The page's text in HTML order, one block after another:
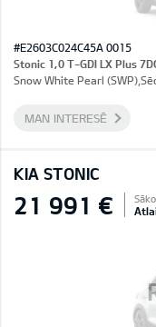
#E2603C024C45A 0015
Stonic 1,0 T-GDI LX Plus
Snow White Pearl
MAN INTERESĒ
KIA STONIC
21 991 €